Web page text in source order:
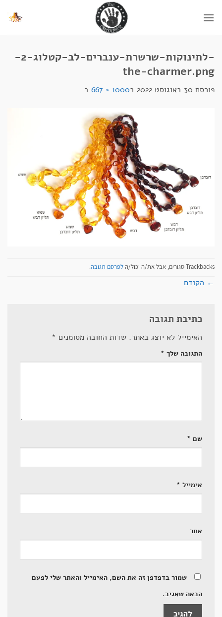
-לתינוקות-שרשרת-ענברים-לב-קטלוג-2-
the-charmer.png
פורסם 30 באוגוסט 2022 ב1000 × 667 ב
Trackbacks סגורים, אבל את/ה יכול/ה לפרסם תגובה.
← הקודם
כתיבת תגובה
האימייל לא יוצג באתר. שדות החובה מסומנים *
התגובה שלך *
שם *
אימייל *
אתר
שמור בדפדפן זה את השם, האימייל והאתר שלי לפעם
הבאה שאגיב.